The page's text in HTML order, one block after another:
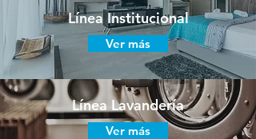
Línea Institucional
Ver más
Línea Lavandería
Ver más